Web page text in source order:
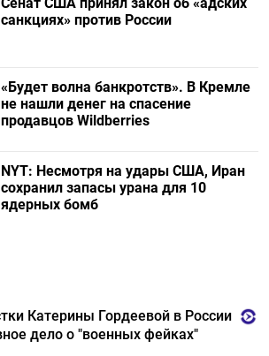
санкциях» против России
«Будет волна банкротств». В Кремле
не нашли денег на спасение
продавцов Wildberries
NYT: Несмотря на удары США, Иран
сохранил запасы урана для 10
ядерных бомб